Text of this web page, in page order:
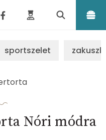
sportszelet
Nóri módra